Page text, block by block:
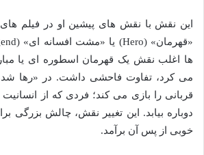
ها اغلب نقش یک قهرمان اسطوره ای یا
می کرد، تفاوت فاحشی داشت. در «رها
قربانی را بازی می کند؛ فردی که از انسانیت
دوباره بیابد. این تغییر نقش، چالش بزرگی
خوبی از پس آن برآمد.